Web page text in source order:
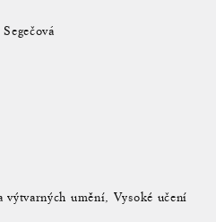
výtvarných umění, Vysoké učení